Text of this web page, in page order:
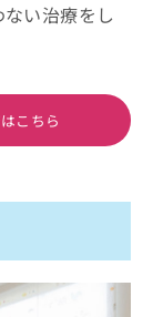
い治療をし
こちら